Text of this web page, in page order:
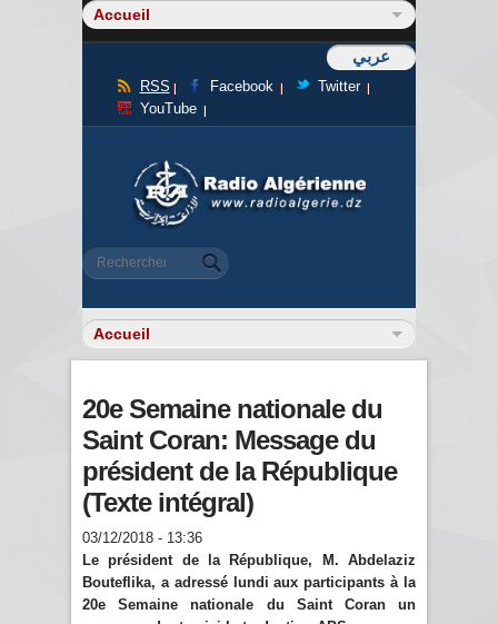
عربي
RSS Facebook
Twitter
YouTube
Formulaire de recherche
Rechercher
20e Semaine nationale du
Saint Coran: Message du
président de la République
(Texte intégral)
03/12/2018 - 13:36
Le président de la République, M. Abdelaziz
Bouteflika, a adressé lundi aux participants à la
20e Semaine nationale du Saint Coran un